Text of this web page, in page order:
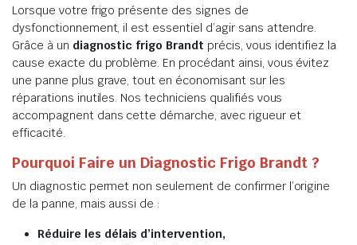
Lorsque votre frigo présente des signes de
dysfonctionnement, il est essentiel d’agir sans attendre.
Grâce à un diagnostic frigo Brandt précis, vous identifiez la
cause exacte du problème. En procédant ainsi, vous évitez
une panne plus grave, tout en économisant sur les
réparations inutiles. Nos techniciens qualifiés vous
accompagnent dans cette démarche, avec rigueur et
efficacité.
Pourquoi Faire un Diagnostic Frigo Brandt ?
Un diagnostic permet non seulement de confirmer l’origine
de la panne, mais aussi de :
Réduire les délais d’intervention,